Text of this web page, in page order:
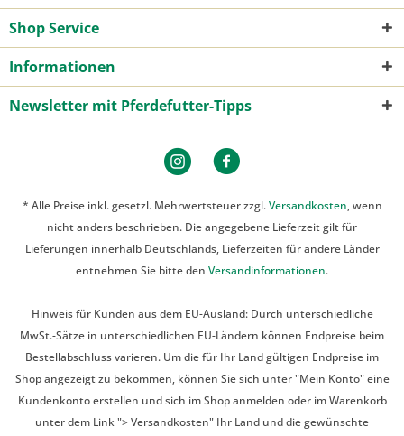
Shop Service
Informationen
Newsletter mit Pferdefutter-Tipps
* Alle Preise inkl. gesetzl. Mehrwertsteuer zzgl.Versandkosten, wenn
nicht anders beschrieben. Die angegebene Lieferzeit gilt für
Lieferungen innerhalb Deutschlands, Lieferzeiten für andere Länder
entnehmen Sie bitte den Versandinformationen.
Hinweis für Kunden aus dem EU-Ausland: Durch unterschiedliche
MwSt.-Sätze in unterschiedlichen EU-Ländern können Endpreise beim
Bestellabschluss varieren. Um die für Ihr Land gültigen Endpreise im
Shop angezeigt zu bekommen, können Sie sich unter "Mein Konto" eine
Kundenkonto erstellen und sich im Shop anmelden oder im Warenkorb
unter dem Link "> Versandkosten" Ihr Land und die gewünschte